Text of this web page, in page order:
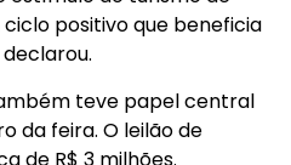
positivo que beneficia
teve papel central
da feira. O leilão de
de R$ 3 milhões.